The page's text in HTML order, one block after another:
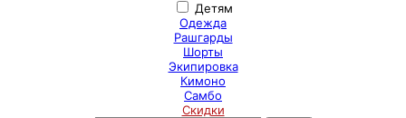
Детям
Одежда
Рашгарды
Шорты
Экипировка
Кимоно
Самбо
Скидки